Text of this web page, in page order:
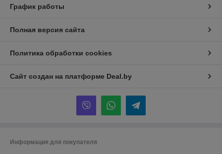
График работы
Полная версия сайта
Политика обработки cookies
Сайт создан на платформе Deal.by
Информация для покупателя